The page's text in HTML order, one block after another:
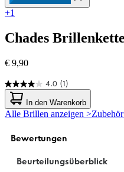
+1
Chades
€ 9,90
4.0 (1)
4.0
von
5
Sternen.
Bewertung
In den Warenkorb
Alle Brillen anzeigen >